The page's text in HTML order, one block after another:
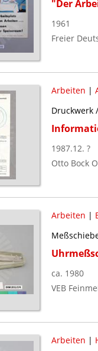
"Der
1961
Freier
Arbeiten |
Druckwerk
1987.12. ?
Otto Bock
Arbeiten |
ca. 1980
VEB
Arbeiten |